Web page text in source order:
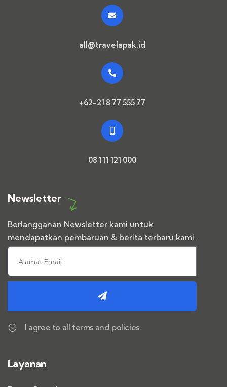
all@travelapak.id
+62-21 8 77 555 77
08 111 121 000
Newsletter
Berlangganan Newsletter kami untuk
mendapatkan pembaruan & berita terbaru kami.
I agree to all terms and policies
Layanan